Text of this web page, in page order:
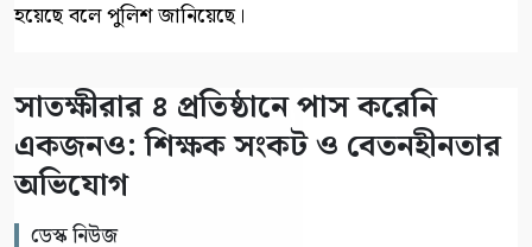
হয়েছে বলে পুলিশ জানিয়েছে।
সাতক্ষীরার ৪ প্রতিষ্ঠানে পাস করেনি
একজনও: শিক্ষক সংকট ও বেতনহীনতার
অভিযোগ
ডেস্ক নিউজ